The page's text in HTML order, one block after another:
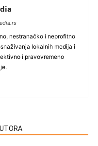
nestranačko i neprofitno
lokalnih medija i
i pravovremeno